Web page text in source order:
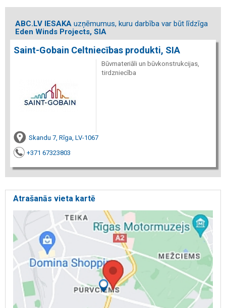
ABC.LV IESAKA uzņēmumus, kuru darbība var būt līdzīga
Eden Winds Projects, SIA
Saint-Gobain Celtniecības produkti, SIA
Būvmateriāli un būvkonstrukcijas,
tirdzniecība
Skandu 7, Rīga, LV-1067
+371 67323803
Atrašanās vieta kartē